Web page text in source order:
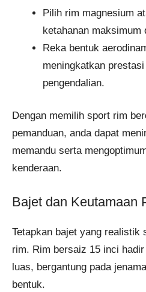
Pilih rim magnesium
ketahanan maksimum
Reka bentuk
meningkatkan
pengendalian.
Dengan memilih sport rim
pemanduan, anda dapat
memandu serta
kenderaan.
Bajet dan Keutamaan
Tetapkan bajet yang realistik
rim. Rim bersaiz 15 inci
luas, bergantung pada
bentuk.